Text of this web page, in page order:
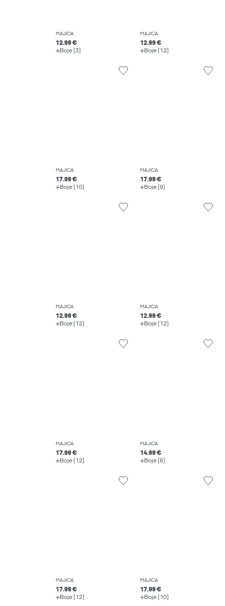
MAJICA
12.99 €
Boje (3)
MAJICA
12.99 €
Boje (12)
MAJICA
17.99 €
Boje (10)
MAJICA
17.99 €
Boje (9)
MAJICA
12.99 €
Boje (12)
MAJICA
12.99 €
Boje (12)
MAJICA
17.99 €
Boje (12)
MAJICA
14.99 €
Boje (6)
MAJICA
17.99 €
Boje (12)
MAJICA
17.99 €
Boje (10)